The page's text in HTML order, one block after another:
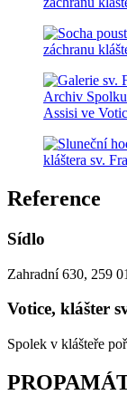
Reference
Sídlo
Zahradní 630, 259
Votice, klášter
Spolek v klášteře